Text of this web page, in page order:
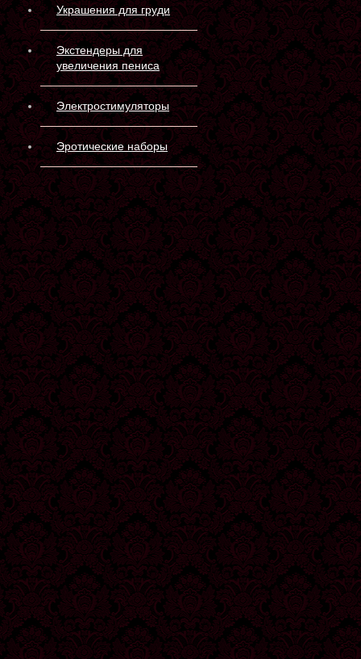
Украшения для груди
Экстендеры для
увеличения пениса
Электростимуляторы
Эротические наборы